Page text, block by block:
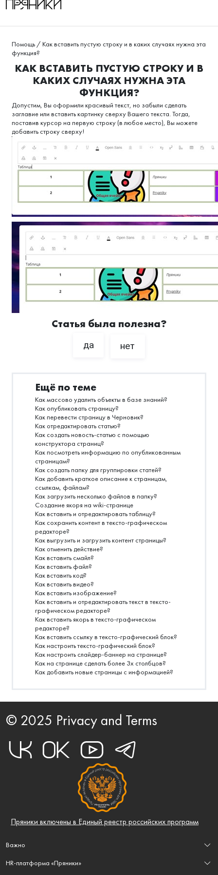
Помощь / Как вставить пустую строку и в каких случаях нужна эта
функция?
КАК ВСТАВИТЬ ПУСТУЮ СТРОКУ И В
КАКИХ СЛУЧАЯХ НУЖНА ЭТА
ФУНКЦИЯ?
Допустим, Вы оформили красивый текст, но забыли сделать
заглавие или вставить картинку сверху Вашего текста. Тогда,
поставив курсор на первую строку (в любое место), Вы можете
добавить строку сверху!
Статья была полезна?
да нет
Ещё по теме
Как массово удалить объекты в базе знаний?
Как опубликовать страницу?
Как перевести страницу в Черновик?
Как отредактировать статью?
Как создать новость-статью с помощью
конструктора страниц?
Как посмотреть информацию по опубликованным
страницам?
Как создать папку для группировки статей?
Как добавить краткое описание к страницам,
ссылкам, файлам?
Как загрузить несколько файлов в папку?
Создание якоря на wiki-странице
Как вставить и отредактировать таблицу?
Как сохранить контент в тексто-графическом
редакторе?
Как выгрузить и загрузить контент страницы?
Как отменить действие?
Как вставить смайл?
Как вставить файл?
Как вставить код?
Как вставить видео?
Как вставить изображение?
Как вставить и отредактировать текст в тексто-
графическом редакторе?
Как вставить якорь в тексто-графическом
редакторе?
Как вставить ссылку в тексто-графический блок?
Как настроить тексто-графический блок?
Как настроить слайдер-баннер на странице?
Как на странице сделать более 3х столбцов?
Как добавить новые страницы с информацией?
© 2025 Privacy and Terms
Пряники включены в Единый реестр российских программ
Важно
Пользовательское соглашение
HR-платформа «Пряники»